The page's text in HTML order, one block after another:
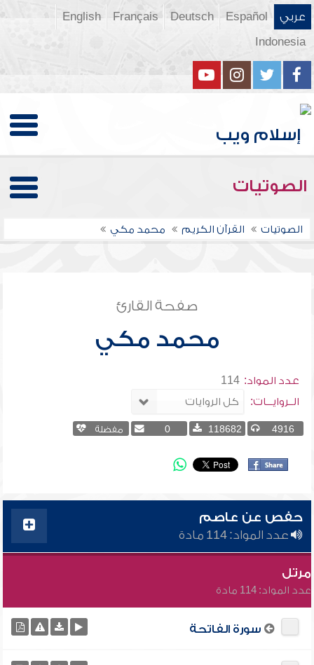
عربي Español
Deutsch
Français
English
Indonesia
الصوتيات
الصوتيات القرآن الكريم محمد مكي
صفحة القارئ
محمد مكي
عدد المواد: 114
الــروايـــات:
4916
118682
0 مفضلة
حفص عن عاصم
عدد المواد: 114 مادة
مرتل
عدد المواد: 114 مادة
سورة الفاتحة